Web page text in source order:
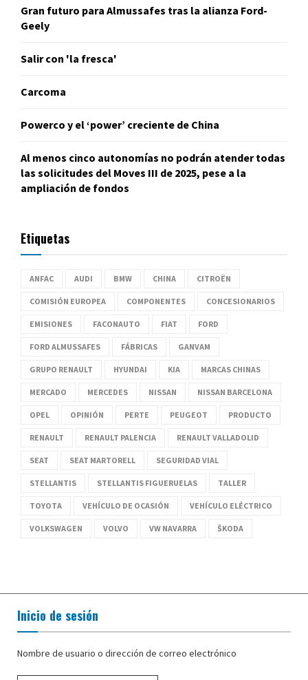
Gran futuro para Almussafes tras la alianza Ford-
Geely
Salir con 'la fresca'
Carcoma
Powerco y el ‘power’ creciente de China
Al menos cinco autonomías no podrán atender todas
las solicitudes del Moves III de 2025, pese a la
ampliación de fondos
Etiquetas
ANFAC AUDI BMW CHINA CITROËN
COMISIÓN EUROPEA COMPONENTES CONCESIONARIOS
EMISIONES FACONAUTO FIAT FORD
FORD ALMUSSAFES FÁBRICAS GANVAM
GRUPO RENAULT HYUNDAI KIA MARCAS CHINAS
MERCADO MERCEDES NISSAN NISSAN BARCELONA
OPEL OPINIÓN PERTE PEUGEOT PRODUCTO
RENAULT RENAULT PALENCIA RENAULT VALLADOLID
SEAT SEAT MARTORELL SEGURIDAD VIAL
STELLANTIS STELLANTIS FIGUERUELAS TALLER
TOYOTA VEHÍCULO DE OCASIÓN VEHÍCULO ELÉCTRICO
VOLKSWAGEN VOLVO VW NAVARRA ŠKODA
Inicio de sesión
Nombre de usuario o dirección de correo electrónico